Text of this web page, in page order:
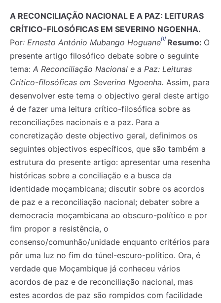
A RECONCILIAÇÃO NACIONAL E A PAZ: LEITURAS
CRÍTICO-FILOSÓFICAS EM SEVERINO NGOENHA.
Por: Ernesto António Mubango Hoguane[1] Resumo: O
presente artigo filosófico debate sobre o seguinte
tema: A Reconciliação Nacional e a Paz: Leituras
Crítico-filosóficas em Severino Ngoenha. Assim, para
desenvolver este tema o objectivo geral deste artigo
é de fazer uma leitura crítico-filosófica sobre as
reconciliações nacionais e a paz. Para a
concretização deste objectivo geral, definimos os
seguintes objectivos específicos, que são também a
estrutura do presente artigo: apresentar uma resenha
históricas sobre a conciliação e a busca da
identidade moçambicana; discutir sobre os acordos
de paz e a reconciliação nacional; debater sobre a
democracia moçambicana ao obscuro-político e por
fim propor a resistência, o
consenso/comunhão/unidade enquanto critérios para
pôr uma luz no fim do túnel-escuro-político. Ora, é
verdade que Moçambique já conheceu vários
acordos de paz e de reconciliação nacional, mas
estes acordos de paz são rompidos com facilidade